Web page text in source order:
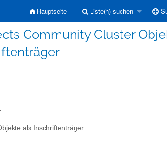
Hauptseite Liste(n) suchen
Community Cluster
als Inschriftenträger